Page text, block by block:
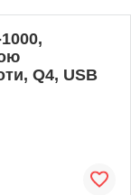
Q4, USB